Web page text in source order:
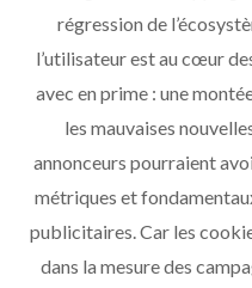
régression de
l’utilisateur est au cœur
avec en prime : une
les mauvaises
annonceurs pourraient
métriques et
publicitaires. Car les
dans la mesure des